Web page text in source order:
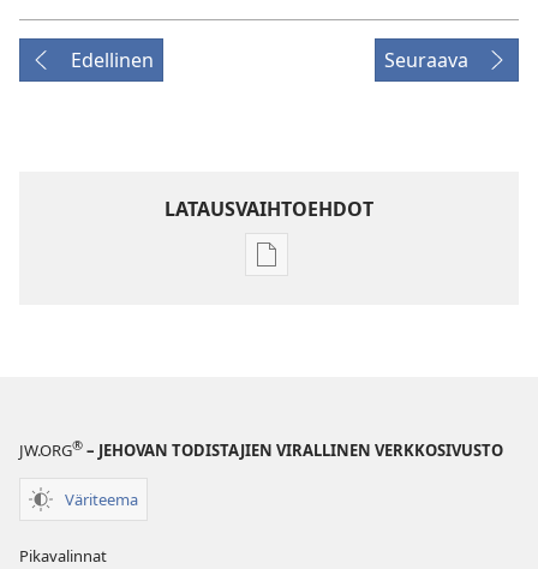
Edellinen Seuraava
LATAUSVAIHTOEHDOT
Julkaisujen
JW.ORG® – JEHOVAN TODISTAJIEN VIRALLINEN VERKKOSIVUSTO
Väriteema
Pikavalinnat